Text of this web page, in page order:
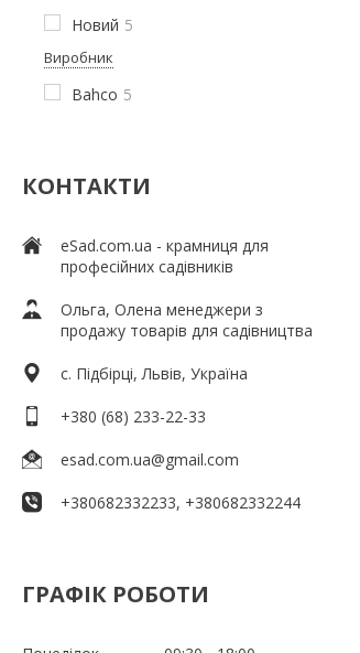
Новий 5
Виробник
Bahco 5
КОНТАКТИ
eSad.com.ua - крамниця для
професійних садівників
Ольга, Олена менеджери з
продажу товарів для садівництва
c. Підбірці, Львів, Україна
+380 (68) 233-22-33
esad.com.ua@gmail.com
+380682332233, +380682332244
ГРАФІК РОБОТИ